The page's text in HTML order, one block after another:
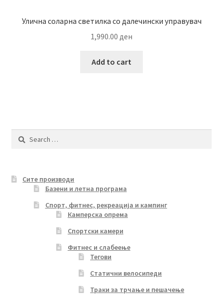
Улична соларна светилка со далечински управувач
1,990.00 ден
Add to cart
Search
Сите производи
Базени и летна програма
Спорт, фитнес, рекреација и кампинг
Камперска опрема
Спортски камери
Фитнес и слабеење
Тегови
Статични велосипеди
Траки за трчање и пешачење